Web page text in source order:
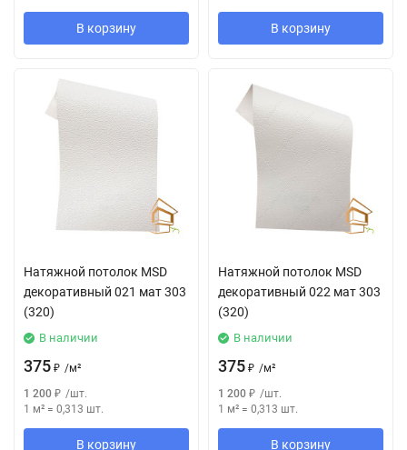
В корзину В корзину
Натяжной потолок MSD
декоративный 021 мат 303
(320)
В наличии
375 ₽ /м²
1 200 ₽ /шт.
1 м² = 0,313 шт.
В корзину
Натяжной потолок MSD
декоративный 022 мат 303
(320)
В наличии
375 ₽ /м²
1 200 ₽ /шт.
1 м² = 0,313 шт.
В корзину